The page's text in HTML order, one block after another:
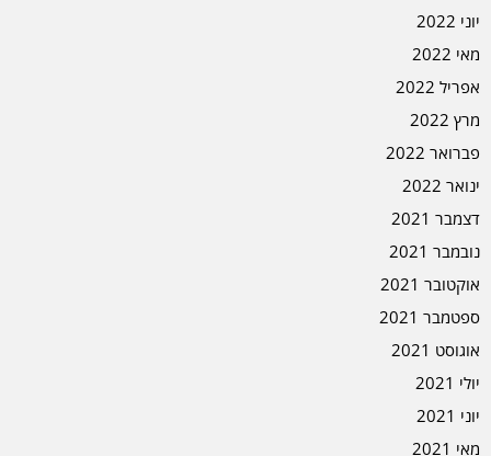
יוני 2022
מאי 2022
אפריל 2022
מרץ 2022
פברואר 2022
ינואר 2022
דצמבר 2021
נובמבר 2021
אוקטובר 2021
ספטמבר 2021
אוגוסט 2021
יולי 2021
יוני 2021
מאי 2021